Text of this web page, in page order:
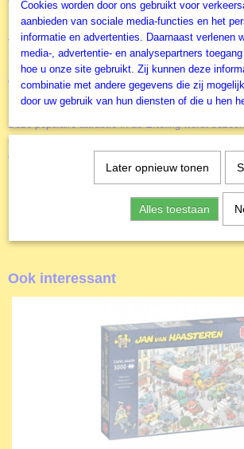
Jumbo
En raad eens wie ook fan is van deze mysterieuze
van Haasteren familie!
Deze 5000-stukjes uitdaging is perfect om je
werk te zetten. En laten we eerlijk zijn, wie houdt
hersenkraker?
Deze populaire attractie in de Efteling wordt
over de hele wereld. En natuurlijk is de Jan van
groot fan!
Ook interessant
Cookies worden door ons gebruikt voor
aanbieden van sociale media-functies en het
informatie en advertenties. Daarnaast verlenen
media-, advertentie- en analysepartners
hoe u onze site gebruikt. Zij kunnen deze
combinatie met andere gegevens die zij
door uw gebruik van hun diensten of die u hen
Later opnieuw tonen
Alles toestaan